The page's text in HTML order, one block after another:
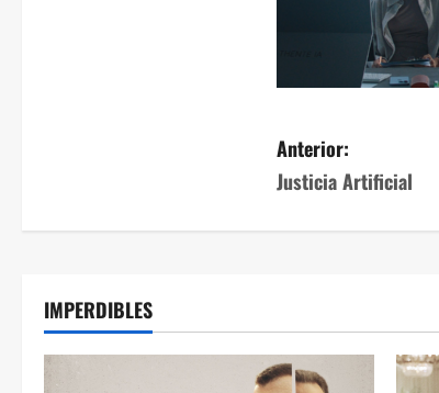
Anterior:
Justicia Artificial
IMPERDIBLES